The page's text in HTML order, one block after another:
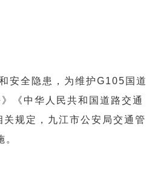
安全隐患，为维护G105国道
《中华人民共和国道路交通
规定，九江市公安局交通管